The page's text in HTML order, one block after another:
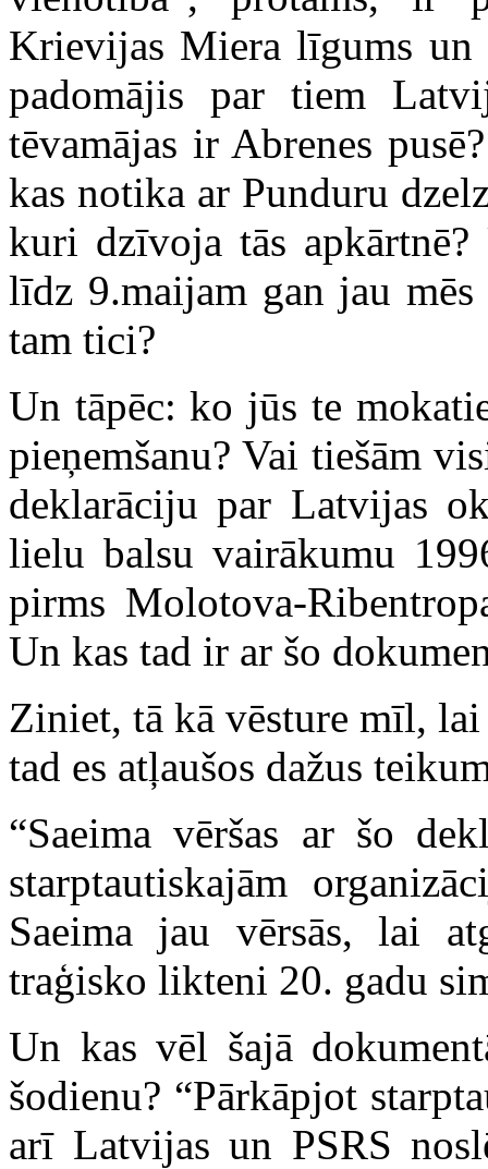
Krievijas Miera līgums un
padomājis par tiem
tēvamājas ir Abrenes
kas notika ar Punduru
kuri dzīvoja tās
līdz 9.maijam gan jau
tam tici?
Un tāpēc: ko jūs te
pieņemšanu? Vai tiešām
deklarāciju par Latvijas
lielu balsu vairākumu
pirms Molotova-
Un kas tad ir ar šo
Ziniet, tā kā vēsture mīl,
tad es atļaušos dažus
“Saeima vēršas ar šo
starptautiskajām
Saeima jau vērsās, lai
traģisko likteni 20. gadu
Un kas vēl šajā
šodienu? “Pārkāpjot
arī Latvijas un PSRS